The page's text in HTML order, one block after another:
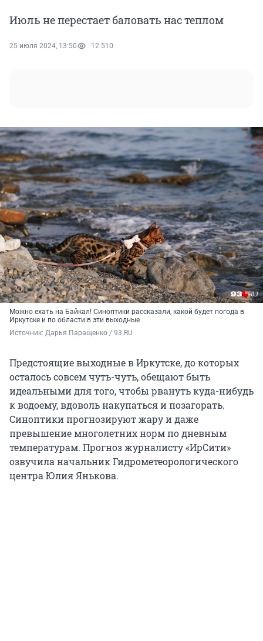
Июль не перестает баловать нас теплом
25 июля 2024, 13:50 12 510
Можно ехать на Байкал! Синоптики рассказали, какой будет погода в
Иркутске и по области в эти выходные
Источник: Дарья Паращенко / 93.RU
Предстоящие выходные в Иркутске, до которых
осталось совсем чуть-чуть, обещают быть
идеальными для того, чтобы рвануть куда-нибудь
к водоему, вдоволь накупаться и позагорать.
Синоптики прогнозируют жару и даже
превышение многолетних норм по дневным
температурам. Прогноз журналисту «ИрСити»
озвучила начальник Гидрометеорологического
центра Юлия Янькова.